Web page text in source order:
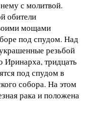
с молитвой.
обители
мощами
под спудом. Над
резьбой
тридцать
под спудом в
собора. На этом
рака и положена